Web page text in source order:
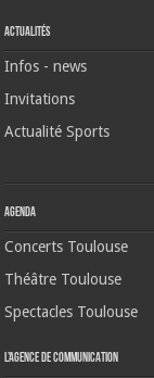
Actualités
Infos - news
Invitations
Actualité Sports
Agenda
Concerts Toulouse
Théâtre Toulouse
Spectacles Toulouse
L’agence de communication